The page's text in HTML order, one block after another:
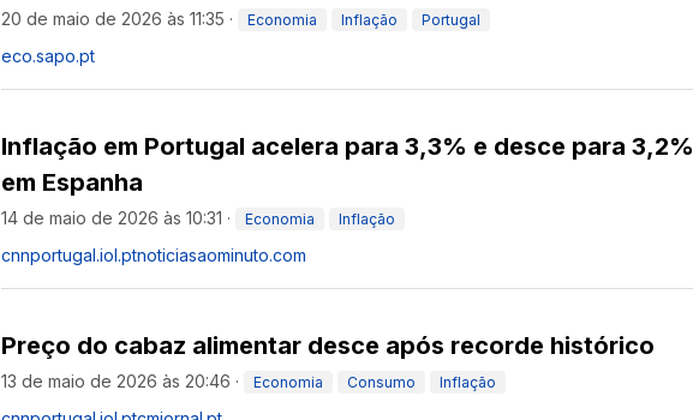
20 de maio de 2026 às 11:35 · Economia Inflação Portugal
eco.sapo.pt
Inflação em Portugal acelera para 3,3% e desce para 3,2%
em Espanha
14 de maio de 2026 às 10:31 · Economia Inflação
cnnportugal.iol.ptnoticiasaominuto.com
Preço do cabaz alimentar desce após recorde histórico
13 de maio de 2026 às 20:46 · Economia Consumo Inflação